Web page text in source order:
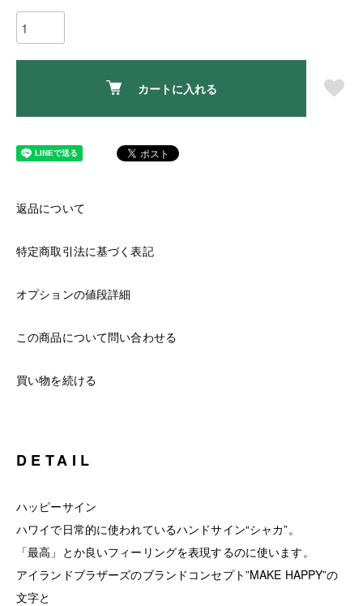
カートに入れる
返品について
特定商取引法に基づく表記
オプションの値段詳細
この商品について問い合わせる
買い物を続ける
DETAIL
ハッピーサイン
ハワイで日常的に使われているハンドサイン“シャカ”。
「最高」とか良いフィーリングを表現するのに使います。
アイランドブラザーズのブランドコンセプト”MAKE HAPPY”の
文字と